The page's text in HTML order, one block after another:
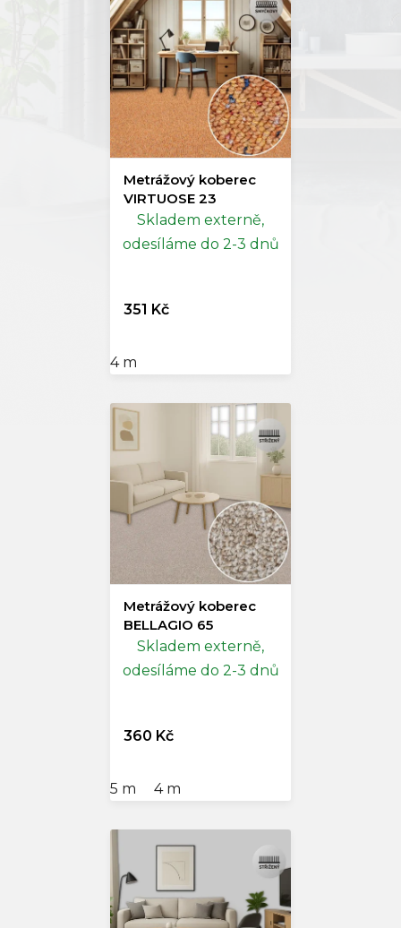
Metrážový koberec
VIRTUOSE 23
Skladem externě,
odesíláme do 2-3 dnů
351 Kč
4 m
Metrážový koberec
BELLAGIO 65
Skladem externě,
odesíláme do 2-3 dnů
360 Kč
5 m 4 m